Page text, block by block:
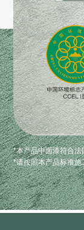
*本产品中面漆符合
*请按照本产品标准